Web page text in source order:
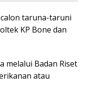
taruna-taruni
KP Bone dan
melalui Badan Riset
atau